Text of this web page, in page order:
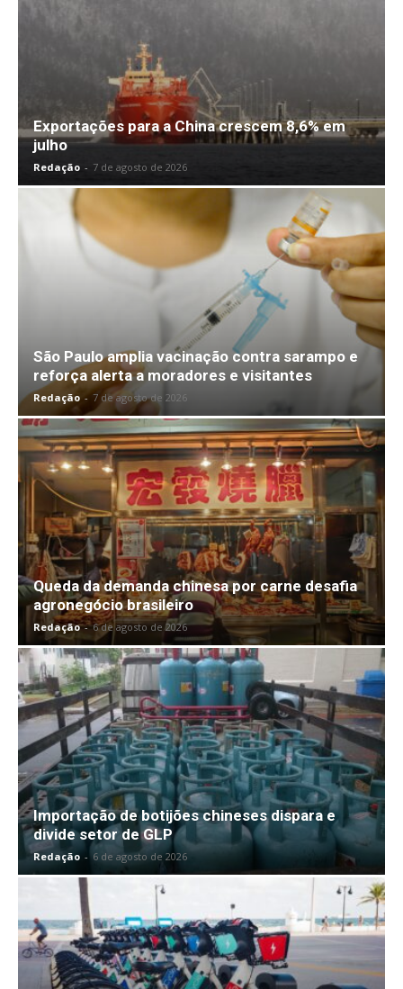
Exportações para a China crescem 8,6% em
julho
Redação - 7 de agosto de 2026
São Paulo amplia vacinação contra sarampo e
reforça alerta a moradores e visitantes
Redação - 7 de agosto de 2026
Queda da demanda chinesa por carne desafia
agronegócio brasileiro
Redação - 6 de agosto de 2026
Importação de botijões chineses dispara e
divide setor de GLP
Redação - 6 de agosto de 2026